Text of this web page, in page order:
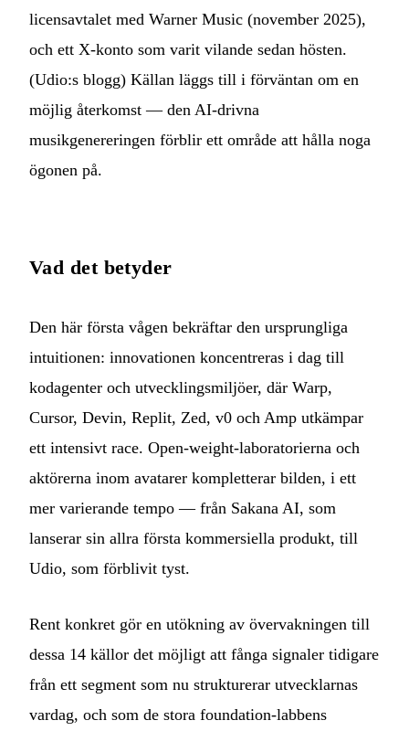
licensavtalet med Warner Music (november 2025),
och ett X-konto som varit vilande sedan hösten.
(Udio:s blogg) Källan läggs till i förväntan om en
möjlig återkomst — den AI-drivna
musikgenereringen förblir ett område att hålla noga
ögonen på.
Vad det betyder
Den här första vågen bekräftar den ursprungliga
intuitionen: innovationen koncentreras i dag till
kodagenter och utvecklingsmiljöer, där Warp,
Cursor, Devin, Replit, Zed, v0 och Amp utkämpar
ett intensivt race. Open-weight-laboratorierna och
aktörerna inom avatarer kompletterar bilden, i ett
mer varierande tempo — från Sakana AI, som
lanserar sin allra första kommersiella produkt, till
Udio, som förblivit tyst.
Rent konkret gör en utökning av övervakningen till
dessa 14 källor det möjligt att fånga signaler tidigare
från ett segment som nu strukturerar utvecklarnas
vardag, och som de stora foundation-labbens